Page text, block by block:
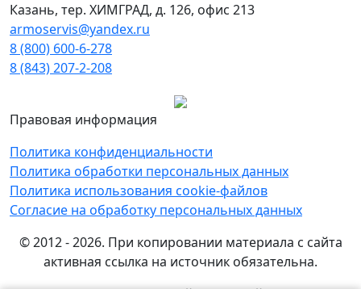
Казань, тер. ХИМГРАД, д. 126, офис 213
armoservis@yandex.ru
8 (800) 600-6-278
8 (843) 207-2-208
Правовая информация
Политика конфиденциальности
Политика обработки персональных данных
Политика использования cookie-файлов
Согласие на обработку персональных данных
© 2012 - 2026. При копировании материала с сайта
активная ссылка на источник обязательна.